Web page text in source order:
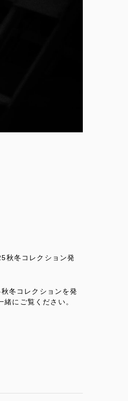
秋冬コレクション発
冬コレクションを発
にご覧ください。